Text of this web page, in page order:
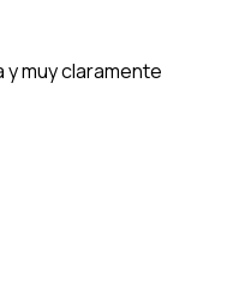
muy claramente